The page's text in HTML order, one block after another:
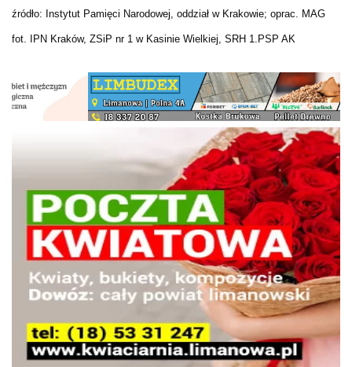
źródło: Instytut Pamięci Narodowej, oddział w Krakowie; oprac. MAG
fot. IPN Kraków, ZSiP nr 1 w Kasinie Wielkiej, SRH 1.PSP AK